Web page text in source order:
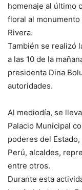
homenaje al último
floral al
Rivera.
También se realizó
a las 10 de la
presidenta Dina
autoridades.
Al mediodía, se
Palacio Municipal
poderes del
Perú, alcaldes,
entre otros.
Durante esta